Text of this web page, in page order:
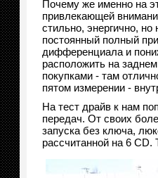
Почему же именно на
привлекающей
стильно, энергично,
постоянный полный
дифференциала и
расположить на
покупками - там
пятом измерении -
На тест драйв к нам
передач. От своих
запуска без ключа,
рассчитанной на 6 CD.